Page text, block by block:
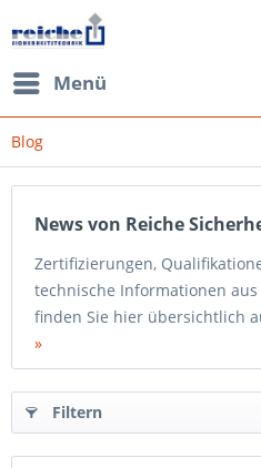
Menü
Blog
News von Reiche
Zertifizierungen,
technische Informationen
finden Sie hier übersichtlich
»
Filtern